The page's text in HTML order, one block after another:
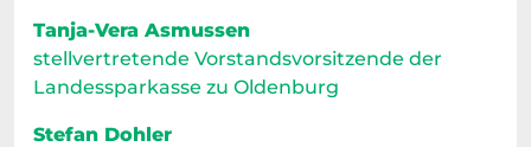
Tanja-Vera Asmussen
stellvertretende Vorstandsvorsitzende der
Landessparkasse zu Oldenburg
Stefan Dohler